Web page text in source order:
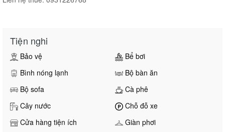
Tiện nghi
Bảo vệ
Bể bơi
Bình nóng lạnh
Bộ bàn ăn
Bộ sofa
Cà phê
Cây nước
Chỗ đỗ xe
Cửa hàng tiện ích
Giàn phơi